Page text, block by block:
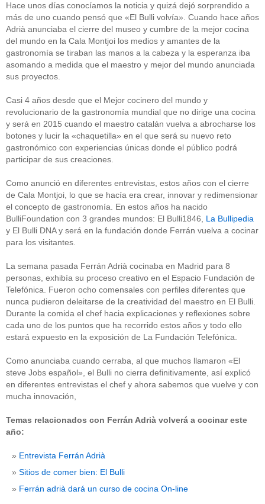
Hace unos días conocíamos la noticia y quizá dejó sorprendido a
más de uno cuando pensó que «El Bulli volvía». Cuando hace años
Adrià anunciaba el cierre del museo y cumbre de la mejor cocina
del mundo en la Cala Montjoi los medios y amantes de la
gastronomía se tiraban las manos a la cabeza y la esperanza iba
asomando a medida que el maestro y mejor del mundo anunciada
sus proyectos.
Casi 4 años desde que el Mejor cocinero del mundo y
revolucionario de la gastronomía mundial que no dirige una cocina
y será en 2015 cuando el maestro catalán vuelva a abrocharse los
botones y lucir la «chaquetilla» en el que será su nuevo reto
gastronómico con experiencias únicas donde el público podrá
participar de sus creaciones.
Como anunció en diferentes entrevistas, estos años con el cierre
de Cala Montjoi, lo que se hacía era crear, innovar y redimensionar
el concepto de gastronomía. En estos años ha nacido
BulliFoundation con 3 grandes mundos: El Bulli1846, La Bullipedia
y El Bulli DNA y será en la fundación donde Ferrán vuelva a cocinar
para los visitantes.
La semana pasada Ferrán Adrià cocinaba en Madrid para 8
personas, exhibía su proceso creativo en el Espacio Fundación de
Telefónica. Fueron ocho comensales con perfiles diferentes que
nunca pudieron deleitarse de la creatividad del maestro en El Bulli.
Durante la comida el chef hacia explicaciones y reflexiones sobre
cada uno de los puntos que ha recorrido estos años y todo ello
estará expuesto en la exposición de La Fundación Telefónica.
Como anunciaba cuando cerraba, al que muchos llamaron «El
steve Jobs español», el Bulli no cierra definitivamente, así explicó
en diferentes entrevistas el chef y ahora sabemos que vuelve y con
mucha innovación,
Temas relacionados con Ferrán Adrià volverá a cocinar este
año:
Entrevista Ferrán Adrià
Sitios de comer bien: El Bulli
Ferrán adrià dará un curso de cocina On-line